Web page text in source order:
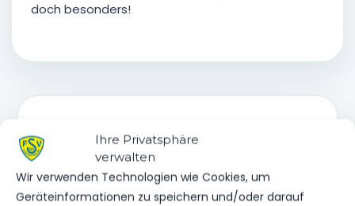
Ihre Privatsphäre
verwalten
Wir verwenden Technologien wie Cookies, um
Geräteinformationen zu speichern und/oder darauf
doch besonders!
VEREINSSPIELPLAN VOM
26.09 – 28.09.25